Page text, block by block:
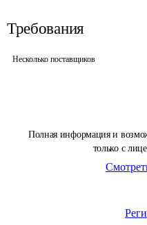
Полная информация и
только с
Требования
Несколько поставщиков